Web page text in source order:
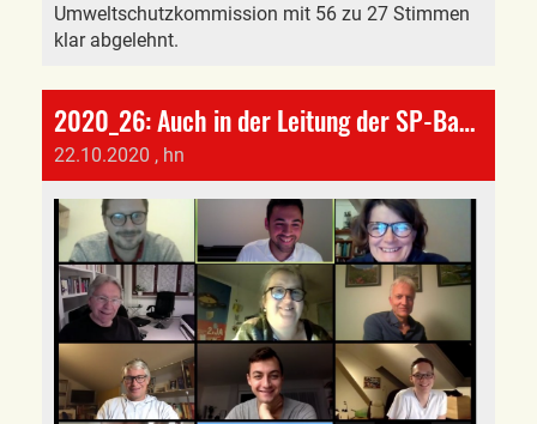
Umweltschutzkommission mit 56 zu 27 Stimmen
klar abgelehnt.
2020_26: Auch in der Leitung der SP-Baselland gibt es eine Ablösung
22.10.2020 , hn